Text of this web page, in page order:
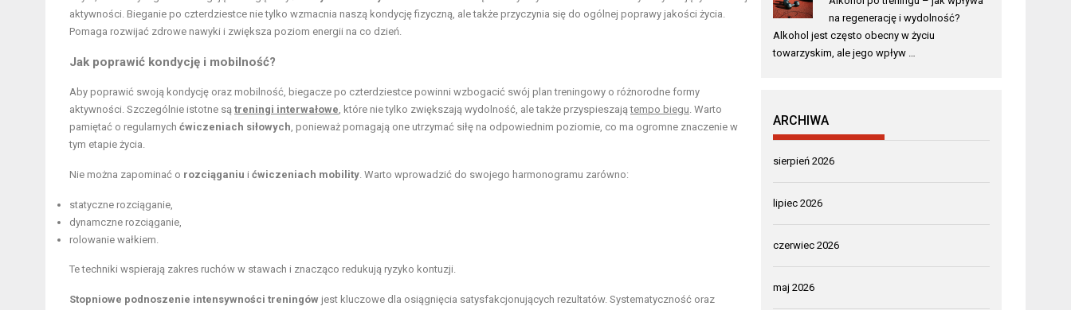
aktywności. Bieganie po czterdziestce nie tylko wzmacnia naszą kondycję fizyczną, ale także przyczynia się do ogólnej poprawy jakości życia.
Pomaga rozwijać zdrowe nawyki i zwiększa poziom energii na co dzień.
Jak poprawić kondycję i mobilność?
Aby poprawić swoją kondycję oraz mobilność, biegacze po czterdziestce powinni wzbogacić swój plan treningowy o różnorodne formy
aktywności. Szczególnie istotne są treningi interwałowe, które nie tylko zwiększają wydolność, ale także przyspieszajątempo biegu. Warto
pamiętać o regularnych ćwiczeniach siłowych, ponieważ pomagają one utrzymać siłę na odpowiednim poziomie, co ma ogromne znaczenie w
tym etapie życia.
Nie można zapominać o rozciąganiu i ćwiczeniach mobility. Warto wprowadzić do swojego harmonogramu zarówno:
statyczne rozciąganie,
dynamczne rozciąganie,
rolowanie wałkiem.
Te techniki wspierają zakres ruchów w stawach i znacząco redukują ryzyko kontuzji.
Stopniowe podnoszenie intensywności treningów jest kluczowe dla osiągnięcia satysfakcjonujących rezultatów. Systematyczność oraz
na regenerację i wydolność?
Alkohol jest często obecny w życiu
towarzyskim, ale jego wpływ …
ARCHIWA
sierpień 2026
lipiec 2026
czerwiec 2026
maj 2026